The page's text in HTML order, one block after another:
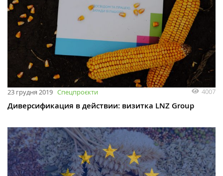
23 грудня 2019 Спецпроєкти 4007
Диверсификация в действии: визитка LNZ Group